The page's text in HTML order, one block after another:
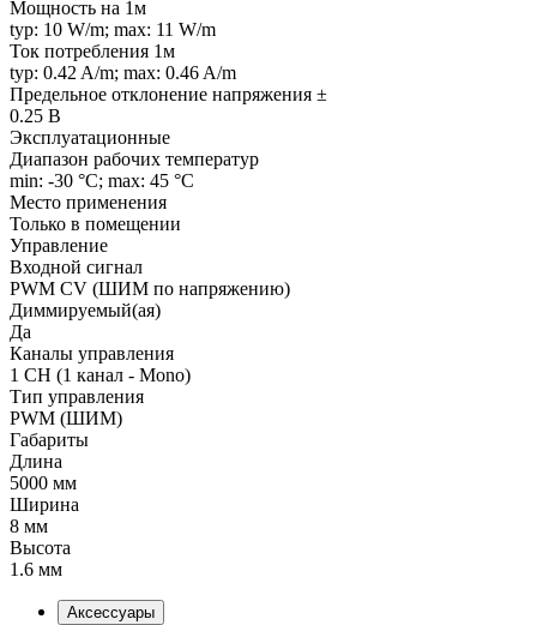
Мощность на 1м
typ: 10 W/m; max: 11 W/m
Ток потребления 1м
typ: 0.42 A/m; max: 0.46 A/m
Предельное отклонение напряжения ±
0.25 В
Эксплуатационные
Диапазон рабочих температур
min: -30 °C; max: 45 °C
Место применения
Только в помещении
Управление
Входной сигнал
PWM СV (ШИМ по напряжению)
Диммируемый(ая)
Да
Каналы управления
1 CH (1 канал - Mono)
Тип управления
PWM (ШИМ)
Габариты
Длина
5000 мм
Ширина
8 мм
Высота
1.6 мм
Аксессуары